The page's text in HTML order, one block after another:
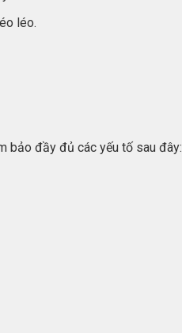
léo.
bảo đầy đủ các yếu tố sau đây: